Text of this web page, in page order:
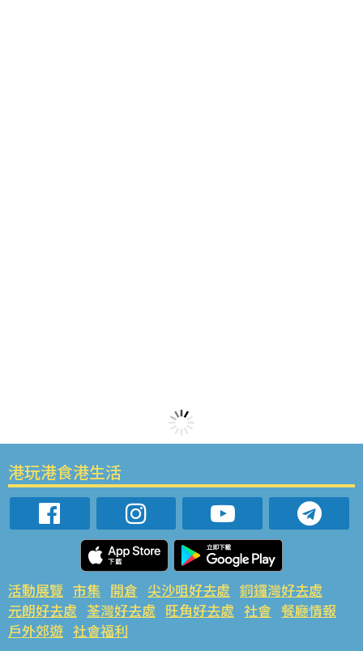
港玩港食港生活
活動展覽 市集 開倉 尖沙咀好去處 銅鑼灣好去處
元朗好去處 荃灣好去處 旺角好去處 社會 餐廳情報
戶外郊遊 社會福利